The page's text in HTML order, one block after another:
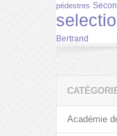
pédestres
Bertrand
Académie